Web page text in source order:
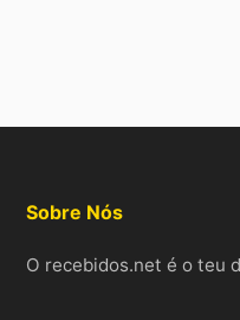
Sobre Nós
O recebidos.net é o teu